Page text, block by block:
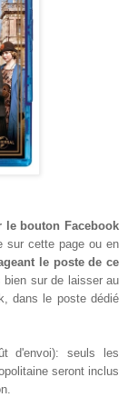
le bouton Facebook
sur cette page ou en
le poste de ce
bien sur de laisser au
dans le poste dédié
d'envoi): seuls les
seront inclus